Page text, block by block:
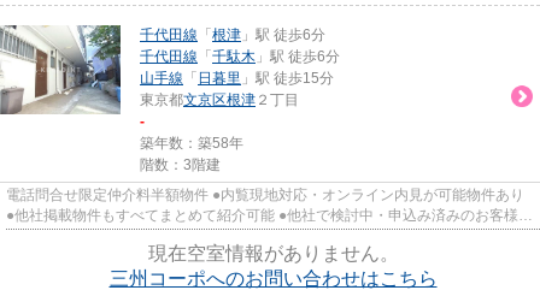
千代田線 「 根津 」駅 徒歩6分
千代田線 「 千駄木 」駅 徒歩6分
山手線 「 日暮里 」駅 徒歩15分
東京都文京区根津 ２丁目
-
築年数：築58年
階数：3階建
電話問合せ限定仲介料半額物件 ●内覧現地対応・オンライン内見が可能物件あり
●他社掲載物件もすべてまとめて紹介可能 ●他社で検討中・申込み済みのお客様、
現在空室情報がありません。
三州コーポへのお問い合わせはこちら